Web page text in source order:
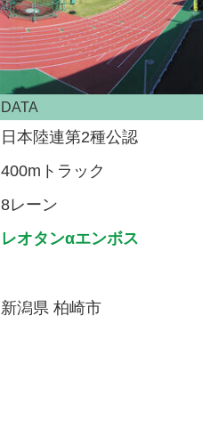
DATA
日本陸連第2種公認
400mトラック
8レーン
レオタンαエンボス
新潟県 柏崎市